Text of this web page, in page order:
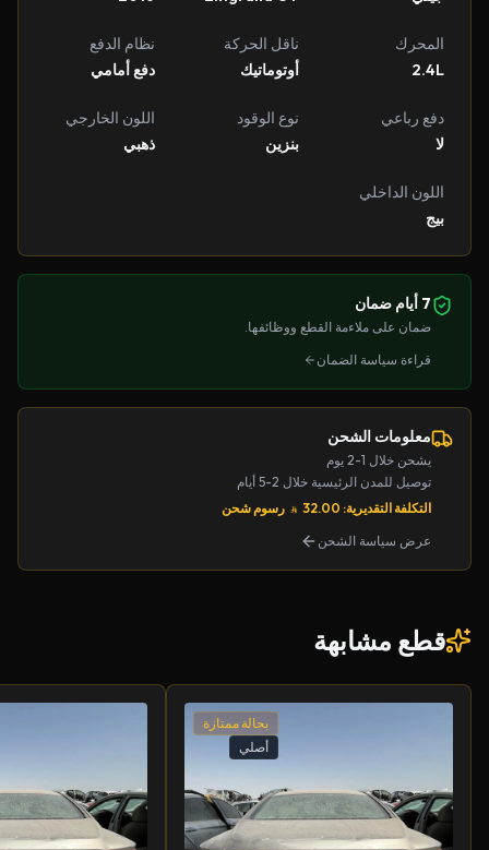
المحرك
2.4L
ناقل الحركة
أوتوماتيك
نظام الدفع
دفع أمامي
دفع رباعي
لا
نوع الوقود
بنزين
اللون الخارجي
ذهبي
اللون الداخلي
بيج
7 أيام ضمان
ضمان على ملاءمة القطع ووظائفها.
قراءة سياسة الضمان
معلومات الشحن
يشحن خلال 1-2 يوم
توصيل للمدن الرئيسية خلال 2-5 أيام
التكلفة التقديرية: 32.00
رسوم شحن
عرض سياسة الشحن
قطع مشابهة
بحالة ممتازة
أصلي